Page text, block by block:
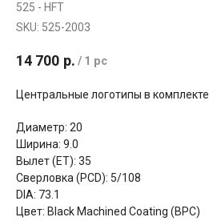
525 - HFT
SKU: 525-2003
14 700 р. / 1 pc
Центральные логотипы в комплекте
Диаметр: 20
Ширина: 9.0
Вылет (ET): 35
Сверловка (PCD): 5/108
DIA: 73.1
Цвет: Black Machined Coating (BPC)